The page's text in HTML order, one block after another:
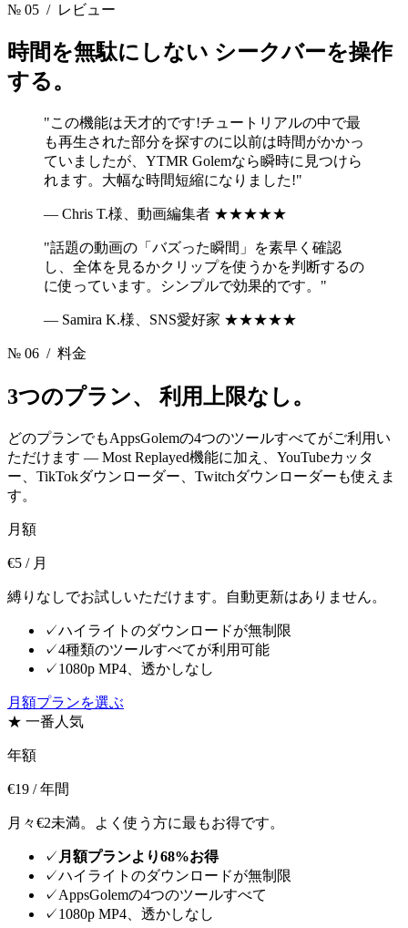
№ 05 / レビュー
時間を無駄にしない シークバーを操作
する。
"この機能は天才的です!チュートリアルの中で最
も再生された部分を探すのに以前は時間がかかっ
ていましたが、YTMR Golemなら瞬時に見つけら
れます。大幅な時間短縮になりました!"
— Chris T.様、動画編集者 ★★★★★
"話題の動画の「バズった瞬間」を素早く確認
し、全体を見るかクリップを使うかを判断するの
に使っています。シンプルで効果的です。"
— Samira K.様、SNS愛好家 ★★★★★
№ 06 / 料金
3つのプラン、利用上限なし。
どのプランでもAppsGolemの4つのツールすべてがご利用い
ただけます — Most Replayed機能に加え、YouTubeカッタ
ー、TikTokダウンローダー、Twitchダウンローダーも使えま
す。
月額
€5 / 月
縛りなしでお試しいただけます。自動更新はありません。
✓ハイライトのダウンロードが無制限
✓4種類のツールすべてが利用可能
✓1080p MP4、透かしなし
月額プランを選ぶ
★ 一番人気
年額
€19 / 年間
月々€2未満。よく使う方に最もお得です。
✓ 月額プランより68%お得
✓ハイライトのダウンロードが無制限
✓AppsGolemの4つのツールすべて
✓1080p MP4、透かしなし